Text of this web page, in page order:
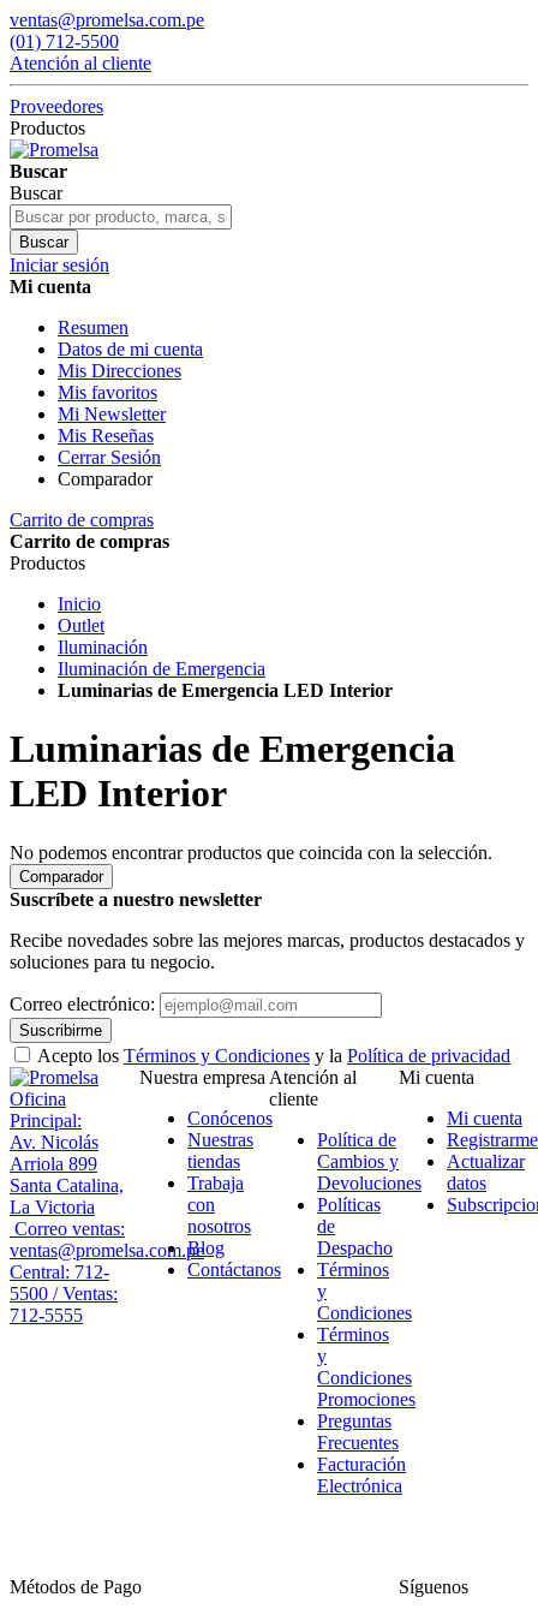
ventas@promelsa.com.pe
(01) 712-5500
Atención al cliente
Proveedores
Productos
Buscar
Buscar
Buscar
Iniciar sesión
Mi cuenta
Resumen
Datos de mi cuenta
Mis Direcciones
Mis favoritos
Mi Newsletter
Mis Reseñas
Cerrar Sesión
Comparador
Carrito de compras
Carrito de compras
Productos
Inicio
Outlet
Iluminación
Iluminación de Emergencia
Luminarias de Emergencia LED Interior
Luminarias de Emergencia
LED Interior
No podemos encontrar productos que coincida con la selección.
Comparador
Suscríbete a nuestro newsletter
Recibe novedades sobre las mejores marcas, productos destacados y
soluciones para tu negocio.
Correo electrónico:
Suscribirme
Acepto los Términos y Condiciones y la Política de privacidad
Oficina
Principal:
Av. Nicolás
Arriola 899
Santa Catalina,
La Victoria
Correo ventas:
ventas@promelsa.com.pe
Central: 712-
5500 / Ventas:
712-5555
Nuestra empresa
Conócenos
Nuestras
tiendas
Trabaja
con
nosotros
Blog
Contáctanos
Atención al
cliente
Política de
Cambios y
Devoluciones
Políticas
de
Despacho
Términos
y
Condiciones
Términos
y
Condiciones
Promociones
Preguntas
Frecuentes
Facturación
Electrónica
Mi cuenta
Mi cuenta
Registrarme
Actualizar
datos
Métodos de Pago Síguenos